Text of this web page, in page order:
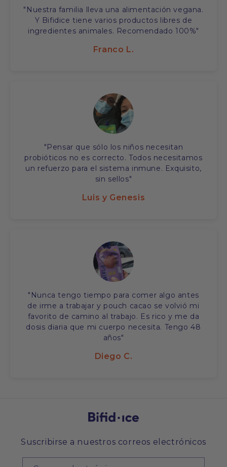
"Nuestra familia lleva una alimentación vegana.
Y Bifidice tiene varios productos libres de
ingredientes animales. Recomendado 100%"
Franco L.
"Pensar que sólo los niños necesitan
probióticos no es correcto. Todos necesitamos
un refuerzo para el sistema inmune. Exquisito,
sin sellos"
Luis y Genesis
"Nunca tengo tiempo para comer algo antes
de irme a trabajar y pouch cacao se volvió mi
favorito de camino al trabajo. Es rico y me da
dosis diaria que mi cuerpo necesita. Tengo 48
años"
Diego C.
Suscribirse a nuestros correos electrónicos